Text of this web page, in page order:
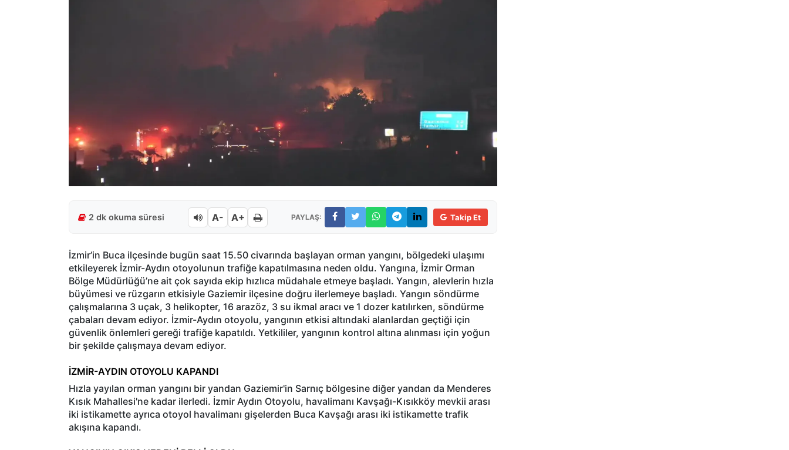
2 dk okuma süresi A- A+ PAYLAŞ: Takip Et
İzmir’in Buca ilçesinde bugün saat 15.50 civarında başlayan orman yangını, bölgedeki ulaşımı
etkileyerek İzmir-Aydın otoyolunun trafiğe kapatılmasına neden oldu. Yangına, İzmir Orman
Bölge Müdürlüğü’ne ait çok sayıda ekip hızlıca müdahale etmeye başladı. Yangın, alevlerin hızla
büyümesi ve rüzgarın etkisiyle Gaziemir ilçesine doğru ilerlemeye başladı. Yangın söndürme
çalışmalarına 3 uçak, 3 helikopter, 16 arazöz, 3 su ikmal aracı ve 1 dozer katılırken, söndürme
çabaları devam ediyor. İzmir-Aydın otoyolu, yangının etkisi altındaki alanlardan geçtiği için
güvenlik önlemleri gereği trafiğe kapatıldı. Yetkililer, yangının kontrol altına alınması için yoğun
bir şekilde çalışmaya devam ediyor.
İZMİR-AYDIN OTOYOLU KAPANDI
Hızla yayılan orman yangını bir yandan Gaziemir'in Sarnıç bölgesine diğer yandan da Menderes
Kısık Mahallesi'ne kadar ilerledi. İzmir Aydın Otoyolu, havalimanı Kavşağı-Kısıkköy mevkii arası
iki istikamette ayrıca otoyol havalimanı gişelerden Buca Kavşağı arası iki istikamette trafik
akışına kapandı.